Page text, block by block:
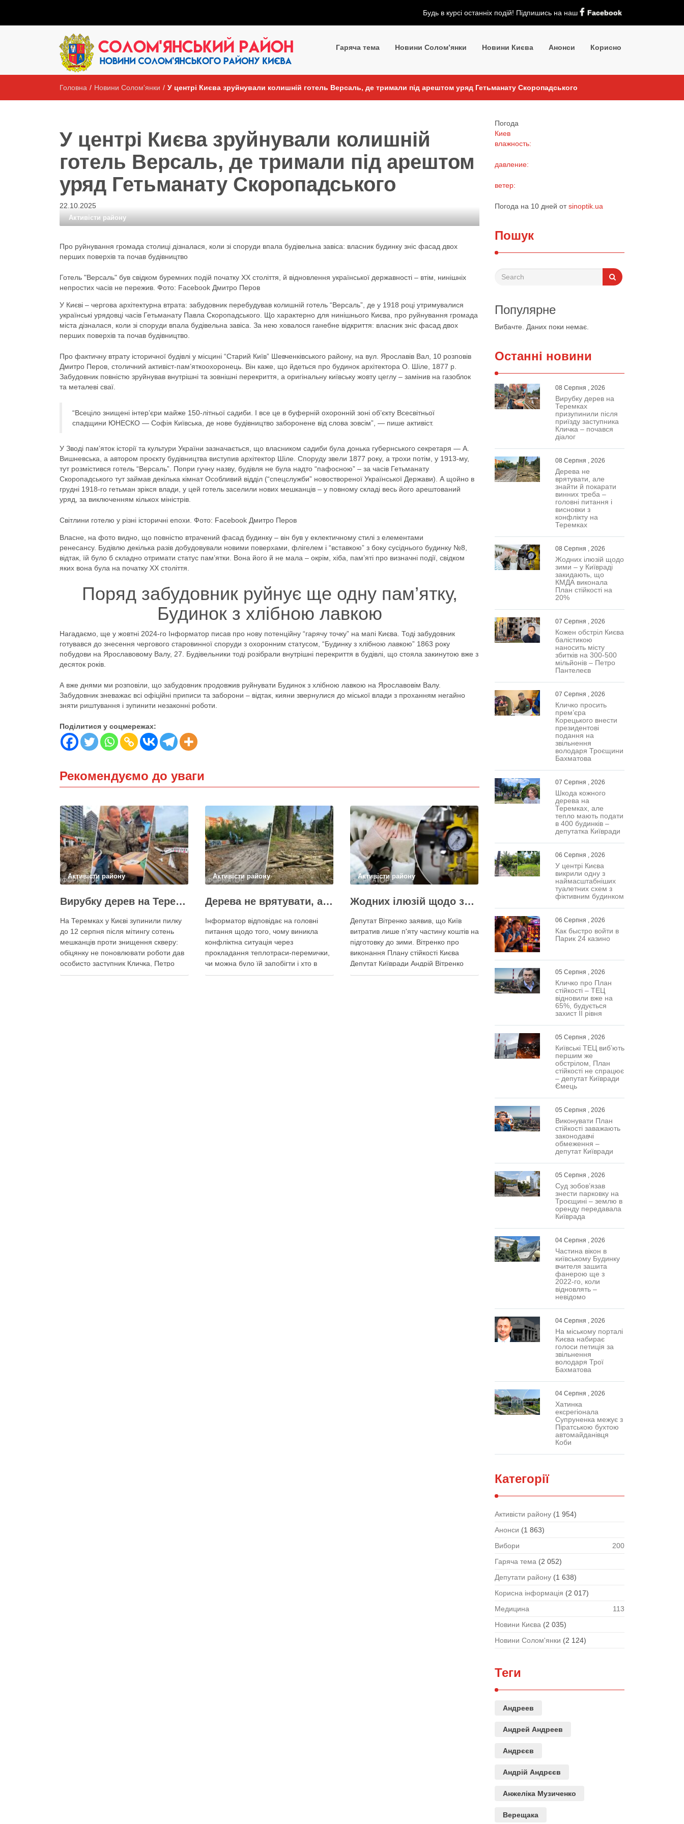
Будь в курсі останніх подій! Підпишись на наш Facebook
Гаряча тема Новини Солом’янки Новини Києва Анонси Корисно
Головна / Новини Солом'янки / У центрі Києва зруйнували колишній готель Версаль, де тримали під арештом уряд Гетьманату Скоропадського
У центрі Києва зруйнували колишній
готель Версаль, де тримали під арештом
уряд Гетьманату Скоропадського
22.10.2025
Активісти району
Про руйнування громада столиці дізналася, коли зі споруди впала будівельна завіса: власник будинку зніс фасад двох
перших поверхів та почав будівництво
Готель "Версаль" був свідком буремних подій початку ХХ століття, й відновлення української державності – втім, нинішніх
непростих часів не пережив. Фото: Facebook Дмитро Перов
У Києві – чергова архітектурна втрата: забудовник перебудував колишній готель “Версаль”, де у 1918 році утримувалися
українські урядовці часів Гетьманату Павла Скоропадського. Що характерно для нинішнього Києва, про руйнування громада
міста дізналася, коли зі споруди впала будівельна завіса. За нею ховалося ганебне відкриття: власник зніс фасад двох
перших поверхів та почав будівництво.
Про фактичну втрату історичної будівлі у місцині “Старий Київ” Шевченківського району, на вул. Ярославів Вал, 10 розповів
Дмитро Перов, столичний активіст-пам’яткоохоронець. Він каже, що йдеться про будинок архітектора О. Шіле, 1877 р.
Забудовник повністю зруйнував внутрішні та зовнішні перекриття, а оригінальну київську жовту цеглу – замінив на газоблок
та металеві сваї.
“Всеціло знищені інтерʼєри майже 150-літньої садиби. І все це в буферній охоронній зоні обʼєкту Всесвітньої
спадщини ЮНЕСКО — Софія Київська, де нове будівництво заборонене від слова зовсім”, — пише активіст.
У Зводі памʼяток історії та культури України зазначається, що власником садиби була донька губернського секретаря — А.
Вишневська, а автором проєкту будівництва виступив архітектор Шіле. Споруду звели 1877 року, а трохи потім, у 1913-му,
тут розмістився готель “Версаль”. Попри гучну назву, будівля не була надто “пафосною” – за часів Гетьманату
Скоропадського тут займав декілька кімнат Особливий відділ (“спецслужби” новоствореної Української Держави). А щойно в
грудні 1918-го гетьман зрікся влади, у цей готель заселили нових мешканців – у повному складі весь його арештований
уряд, за виключенням кількох міністрів.
Світлини готелю у різні історичні епохи. Фото: Facebook Дмитро Перов
Власне, на фото видно, що повністю втрачений фасад будинку – він був у еклектичному стилі з елементами
ренесансу. Будівлю декілька разів добудовували новими поверхами, флігелем і “вставкою” з боку сусіднього будинку №8,
відтак, їй було б складно отримати статус пам’ятки. Вона його й не мала – окрім, хіба, пам’яті про визначні події, свідком
яких вона була на початку ХХ століття.
Поряд забудовник руйнує ще одну пам’ятку,
Будинок з хлібною лавкою
Нагадаємо, ще у жовтні 2024-го Інформатор писав про нову потенційну “гарячу точку” на мапі Києва. Тоді забудовник
готувався до знесення чергового старовинної споруди з охоронним статусом, “Будинку з хлібною лавкою” 1863 року
побудови на Ярославовому Валу, 27. Будівельники тоді розібрали внутрішні перекриття в будівлі, що стояла закинутою вже з
десяток років.
А вже днями ми розповіли, що забудовник продовжив руйнувати Будинок з хлібною лавкою на Ярославовім Валу.
Забудовник зневажає всі офіційні приписи та заборони – відтак, кияни звернулися до міської влади з проханням негайно
зняти риштування і зупинити незаконні роботи.
Поділитися у соцмережах:
Рекомендуємо до уваги
Активісти району
Вирубку дерев на Теремках призупинили після приїзду заступника Кличка – почався діалог
На Теремках у Києві зупинили пилку
до 12 серпня після мітингу сотень
мешканців проти знищення скверу:
обіцянку не поновлювати роботи дав
особисто заступник Кличка, Петро
Пантелеєв, що прибув налагодити
Активісти району
Дерева не врятувати, але знайти й покарати винних треба – головні питання і висновки з конфлікту на Теремках
Інформатор відповідає на головні
питання щодо того, чому виникла
конфліктна ситуація через
прокладання теплотраси-перемички,
чи можна було їй запобігти і хто в
цьому винен Вирубка дерев триває,
Активісти району
Жодних ілюзій щодо зими – у Київраді закидають, що КМДА виконала План стійкості на 20%
Депутат Вітренко заявив, що Київ
витратив лише п'яту частину коштів на
підготовку до зими. Вітренко про
виконання Плану стійкості Києва
Депутат Київради Андрій Вітренко
заявив, що станом на 5 серпня
Погода
Киев
влажность:
давление:
ветер:
Погода на 10 дней отsinoptik.ua
Пошук
Популярне
Вибачте. Даних поки немає.
Останні новини
08 Серпня , 2026
Вирубку дерев на
Теремках
призупинили після
приїзду заступника
Кличка – почався
діалог
08 Серпня , 2026
Дерева не
врятувати, але
знайти й покарати
винних треба –
головні питання і
висновки з
конфлікту на
Теремках
08 Серпня , 2026
Жодних ілюзій щодо
зими – у Київраді
закидають, що
КМДА виконала
План стійкості на
20%
07 Серпня , 2026
Кожен обстріл Києва
балістикою
наносить місту
збитків на 300-500
мільйонів – Петро
Пантелеєв
07 Серпня , 2026
Кличко просить
прем’єра
Корецького внести
президентові
подання на
звільнення
володаря Троєщини
Бахматова
07 Серпня , 2026
Шкода кожного
дерева на
Теремках, але
тепло мають подати
в 400 будинків –
депутатка Київради
06 Серпня , 2026
У центрі Києва
викрили одну з
наймасштабніших
туалетних схем з
фіктивним будинком
06 Серпня , 2026
Как быстро войти в
Парик 24 казино
05 Серпня , 2026
Кличко про План
стійкості – ТЕЦ
відновили вже на
65%, будується
захист ІІ рівня
05 Серпня , 2026
Київські ТЕЦ виб’ють
першим же
обстрілом, План
стійкості не спрацює
– депутат Київради
Ємець
05 Серпня , 2026
Виконувати План
стійкості заважають
законодавчі
обмеження –
депутат Київради
05 Серпня , 2026
Суд зобов’язав
знести парковку на
Троєщині – землю в
оренду передавала
Київрада
04 Серпня , 2026
Частина вікон в
київському Будинку
вчителя зашита
фанерою ще з
2022-го, коли
відновлять –
невідомо
04 Серпня , 2026
На міському порталі
Києва набирає
голоси петиція за
звільнення
володаря Трої
Бахматова
04 Серпня , 2026
Хатинка
ексрегіонала
Супруненка межує з
Піратською бухтою
автомайданівця
Коби
Категорії
Активісти району (1 954)
Анонси (1 863)
Вибори
200
Гаряча тема (2 052)
Депутати району (1 638)
Корисна інформація (2 017)
Медицина
113
Новини Києва (2 035)
Новини Солом'янки (2 124)
Теги
Андреев
Андрей Андреев
Андрєєв
Андрій Андрєєв
Анжеліка Музиченко
Верещака